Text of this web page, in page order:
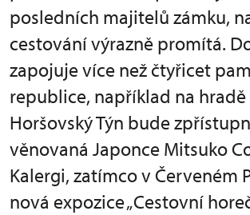
posledních majitelů zámku,
cestování výrazně promítá.
zapojuje více než čtyřicet
republice, například na hradě
Horšovský Týn bude
věnovaná Japonce Mitsuko
Kalergi, zatímco v Červeném
nová expozice „Cestovní